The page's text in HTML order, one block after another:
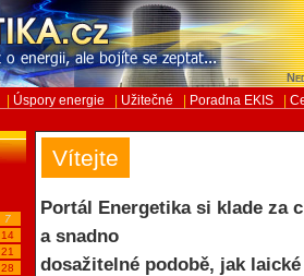
Úspory energie Užitečné Poradna EKIS
7
14
21
28
Vítejte
Portál Energetika si klade za
a snadno
dosažitelné podobě, jak